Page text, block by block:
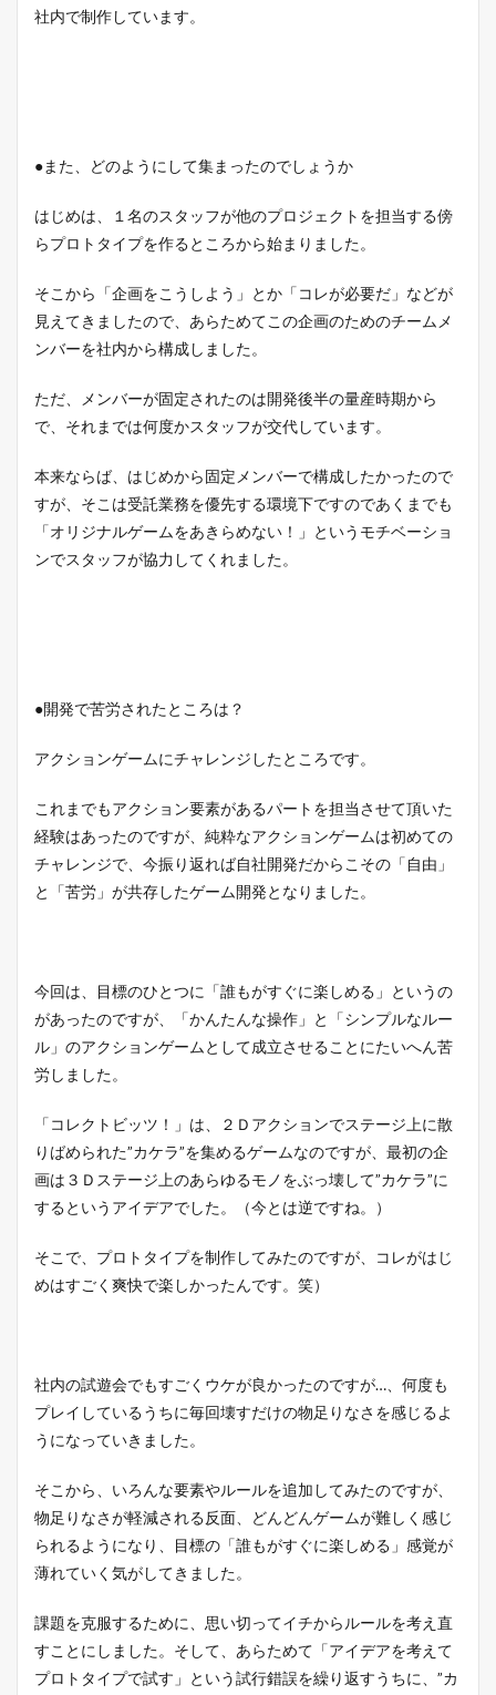
社内で制作しています。
●また、どのようにして集まったのでしょうか
はじめは、１名のスタッフが他のプロジェクトを担当する傍
らプロトタイプを作るところから始まりました。
そこから「企画をこうしよう」とか「コレが必要だ」などが
見えてきましたので、あらためてこの企画のためのチームメ
ンバーを社内から構成しました。
ただ、メンバーが固定されたのは開発後半の量産時期から
で、それまでは何度かスタッフが交代しています。
本来ならば、はじめから固定メンバーで構成したかったので
すが、そこは受託業務を優先する環境下ですのであくまでも
「オリジナルゲームをあきらめない！」というモチベーショ
ンでスタッフが協力してくれました。
●開発で苦労されたところは？
アクションゲームにチャレンジしたところです。
これまでもアクション要素があるパートを担当させて頂いた
経験はあったのですが、純粋なアクションゲームは初めての
チャレンジで、今振り返れば自社開発だからこその「自由」
と「苦労」が共存したゲーム開発となりました。
今回は、目標のひとつに「誰もがすぐに楽しめる」というの
があったのですが、「かんたんな操作」と「シンプルなルー
ル」のアクションゲームとして成立させることにたいへん苦
労しました。
「コレクトビッツ！」は、２Ｄアクションでステージ上に散
りばめられた”カケラ”を集めるゲームなのですが、最初の企
画は３Ｄステージ上のあらゆるモノをぶっ壊して”カケラ”に
するというアイデアでした。（今とは逆ですね。）
そこで、プロトタイプを制作してみたのですが、コレがはじ
めはすごく爽快で楽しかったんです。笑）
社内の試遊会でもすごくウケが良かったのですが…、何度も
プレイしているうちに毎回壊すだけの物足りなさを感じるよ
うになっていきました。
そこから、いろんな要素やルールを追加してみたのですが、
物足りなさが軽減される反面、どんどんゲームが難しく感じ
られるようになり、目標の「誰もがすぐに楽しめる」感覚が
薄れていく気がしてきました。
課題を克服するために、思い切ってイチからルールを考え直
すことにしました。そして、あらためて「アイデアを考えて
プロトタイプで試す」という試行錯誤を繰り返すうちに、”カ